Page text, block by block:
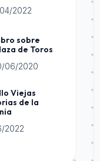
2022
sobre
de Toros
06/2020
Viejas
de la
2022